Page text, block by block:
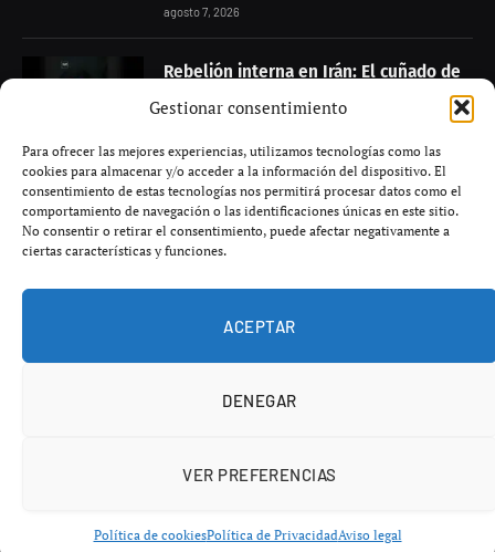
Gestionar consentimiento
Para ofrecer las mejores experiencias, utilizamos tecnologías como las
cookies para almacenar y/o acceder a la información del dispositivo. El
consentimiento de estas tecnologías nos permitirá procesar datos como el
comportamiento de navegación o las identificaciones únicas en este sitio.
No consentir o retirar el consentimiento, puede afectar negativamente a
ciertas características y funciones.
ACEPTAR
DENEGAR
VER PREFERENCIAS
Política de cookiesPolítica de PrivacidadAviso legal
agosto 7, 2026
Rebelión interna en Irán: El cuñado de
Jamenei moviliza a sus seguidores para
agosto 7, 2026
En Mar Abierto: suspense y tiburones
en coproducción con sello español
© 2026 El Vértice, tu canal de noticias en español
Política de privacidad
Política de cookies